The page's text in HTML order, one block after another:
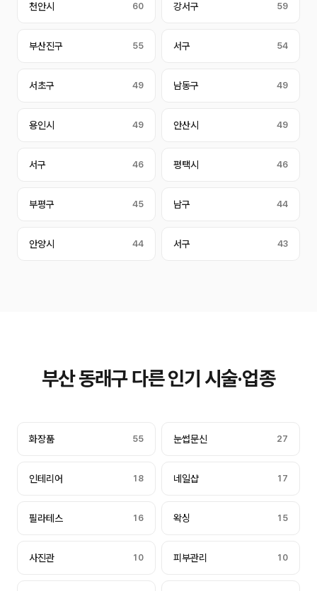
천안시 60 강서구 59
부산진구 55 서구 54
서초구 49 남동구 49
용인시 49 안산시 49
서구 46 평택시 46
부평구 45 남구 44
안양시 44 서구 43
부산 동래구 다른 인기 시술·업종
화장품 55 눈썹문신 27
인테리어 18 네일샵 17
필라테스 16 왁싱 15
사진관 10 피부관리 10